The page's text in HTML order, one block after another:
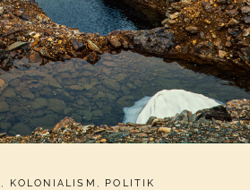
, KOLONIALISM , POLITIK